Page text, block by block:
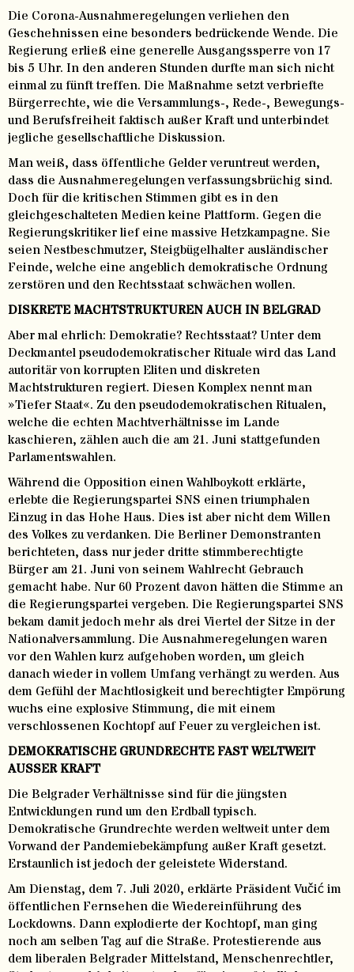
Die Corona-Ausnahmeregelungen verliehen den
Geschehnissen eine besonders bedrückende Wende. Die
Regierung erließ eine generelle Ausgangssperre von 17
bis 5 Uhr. In den anderen Stunden durfte man sich nicht
einmal zu fünft treffen. Die Maßnahme setzt verbriefte
Bürgerrechte, wie die Versammlungs-, Rede-, Bewegungs-
und Berufsfreiheit faktisch außer Kraft und unterbindet
jegliche gesellschaftliche Diskussion.
Man weiß, dass öffentliche Gelder veruntreut werden,
dass die Ausnahmeregelungen verfassungsbrüchig sind.
Doch für die kritischen Stimmen gibt es in den
gleichgeschalteten Medien keine Plattform. Gegen die
Regierungskritiker lief eine massive Hetzkampagne. Sie
seien Nestbeschmutzer, Steigbügelhalter ausländischer
Feinde, welche eine angeblich demokratische Ordnung
zerstören und den Rechtsstaat schwächen wollen.
DISKRETE MACHTSTRUKTUREN AUCH IN BELGRAD
Aber mal ehrlich: Demokratie? Rechtsstaat? Unter dem
Deckmantel pseudodemokratischer Rituale wird das Land
autoritär von korrupten Eliten und diskreten
Machtstrukturen regiert. Diesen Komplex nennt man
»Tiefer Staat«. Zu den pseudodemokratischen Ritualen,
welche die echten Machtverhältnisse im Lande
kaschieren, zählen auch die am 21. Juni stattgefunden
Parlamentswahlen.
Während die Opposition einen Wahlboykott erklärte,
erlebte die Regierungspartei SNS einen triumphalen
Einzug in das Hohe Haus. Dies ist aber nicht dem Willen
des Volkes zu verdanken. Die Berliner Demonstranten
berichteten, dass nur jeder dritte stimmberechtigte
Bürger am 21. Juni von seinem Wahlrecht Gebrauch
gemacht habe. Nur 60 Prozent davon hätten die Stimme an
die Regierungspartei vergeben. Die Regierungspartei SNS
bekam damit jedoch mehr als drei Viertel der Sitze in der
Nationalversammlung. Die Ausnahmeregelungen waren
vor den Wahlen kurz aufgehoben worden, um gleich
danach wieder in vollem Umfang verhängt zu werden. Aus
dem Gefühl der Machtlosigkeit und berechtigter Empörung
wuchs eine explosive Stimmung, die mit einem
verschlossenen Kochtopf auf Feuer zu vergleichen ist.
DEMOKRATISCHE GRUNDRECHTE FAST WELTWEIT
AUSSER KRAFT
Die Belgrader Verhältnisse sind für die jüngsten
Entwicklungen rund um den Erdball typisch.
Demokratische Grundrechte werden weltweit unter dem
Vorwand der Pandemiebekämpfung außer Kraft gesetzt.
Erstaunlich ist jedoch der geleistete Widerstand.
Am Dienstag, dem 7. Juli 2020, erklärte Präsident Vučić im
öffentlichen Fernsehen die Wiedereinführung des
Lockdowns. Dann explodierte der Kochtopf, man ging
noch am selben Tag auf die Straße. Protestierende aus
dem liberalen Belgrader Mittelstand, Menschenrechtler,